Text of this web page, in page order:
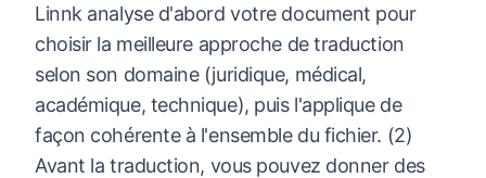
Linnk analyse d'abord votre document pour
choisir la meilleure approche de traduction
selon son domaine (juridique, médical,
académique, technique), puis l'applique de
façon cohérente à l'ensemble du fichier. (2)
Avant la traduction, vous pouvez donner des